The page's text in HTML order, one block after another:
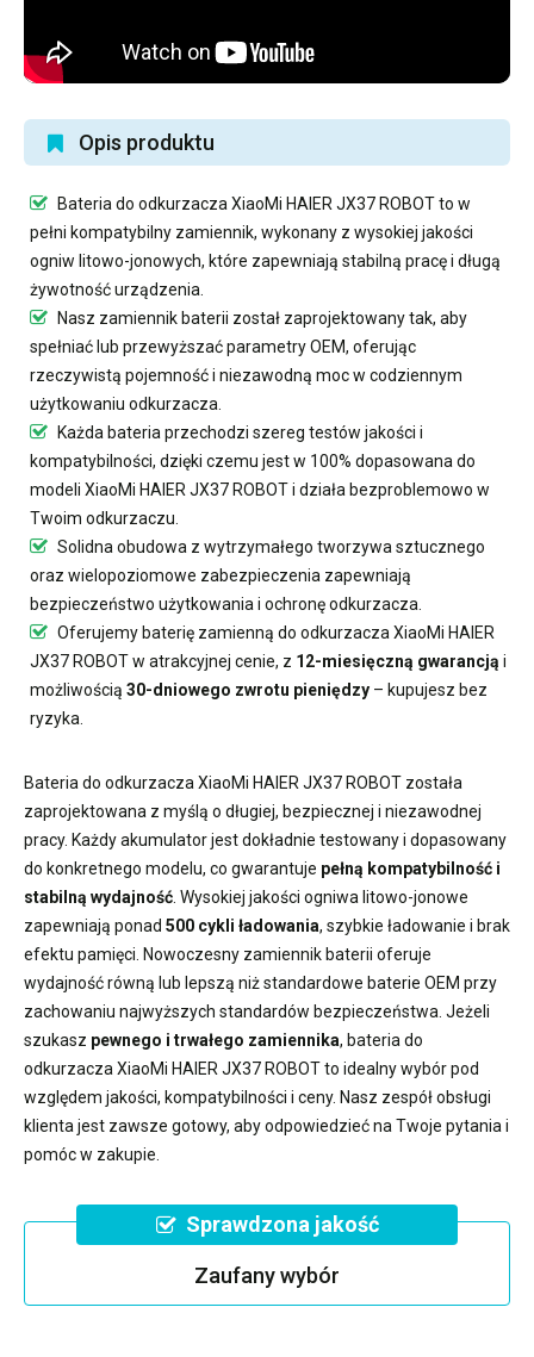
Opis produktu
Bateria do odkurzacza XiaoMi HAIER JX37 ROBOTto w
pełni kompatybilny zamiennik, wykonany z wysokiej jakości
ogniw litowo-jonowych, które zapewniają stabilną pracę i długą
żywotność urządzenia.
Nasz zamiennik baterii został zaprojektowany tak, aby
spełniać lub przewyższać parametry OEM, oferując
rzeczywistą pojemność i niezawodną moc w codziennym
użytkowaniu odkurzacza.
Każda bateria przechodzi szereg testów jakości i
kompatybilności, dzięki czemu jest w 100% dopasowana do
modeli XiaoMi HAIER JX37 ROBOT i działa bezproblemowo w
Twoim odkurzaczu.
Solidna obudowa z wytrzymałego tworzywa sztucznego
oraz wielopoziomowe zabezpieczenia zapewniają
bezpieczeństwo użytkowania i ochronę odkurzacza.
Oferujemy baterię zamienną do odkurzacza XiaoMi HAIER
JX37 ROBOTw atrakcyjnej cenie, z 12-miesięczną gwarancją i
możliwością 30-dniowego zwrotu pieniędzy – kupujesz bez
ryzyka.
Bateria do odkurzacza XiaoMi HAIER JX37 ROBOT została
zaprojektowana z myślą o długiej, bezpiecznej i niezawodnej
pracy. Każdy akumulator jest dokładnie testowany i dopasowany
do konkretnego modelu, co gwarantuje pełną kompatybilność i
stabilną wydajność . Wysokiej jakości ogniwa litowo-jonowe
zapewniają ponad 500 cykli ładowania, szybkie ładowanie i brak
efektu pamięci. Nowoczesny zamiennik baterii oferuje
wydajność równą lub lepszą niż standardowe baterie OEM przy
zachowaniu najwyższych standardów bezpieczeństwa. Jeżeli
szukasz pewnego i trwałego zamiennika, bateria do
odkurzacza XiaoMi HAIER JX37 ROBOTto idealny wybór pod
względem jakości, kompatybilności i ceny. Nasz zespół obsługi
klienta jest zawsze gotowy, aby odpowiedzieć na Twoje pytania i
pomóc w zakupie.
Sprawdzona jakość
Zaufany wybór